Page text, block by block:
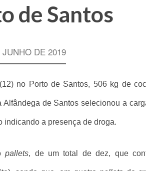
de Santos
JUNHO DE 2019
no Porto de Santos, 506 kg de
Alfândega de Santos selecionou a
indicando a presença de droga.
pallets, de um total de dez, que